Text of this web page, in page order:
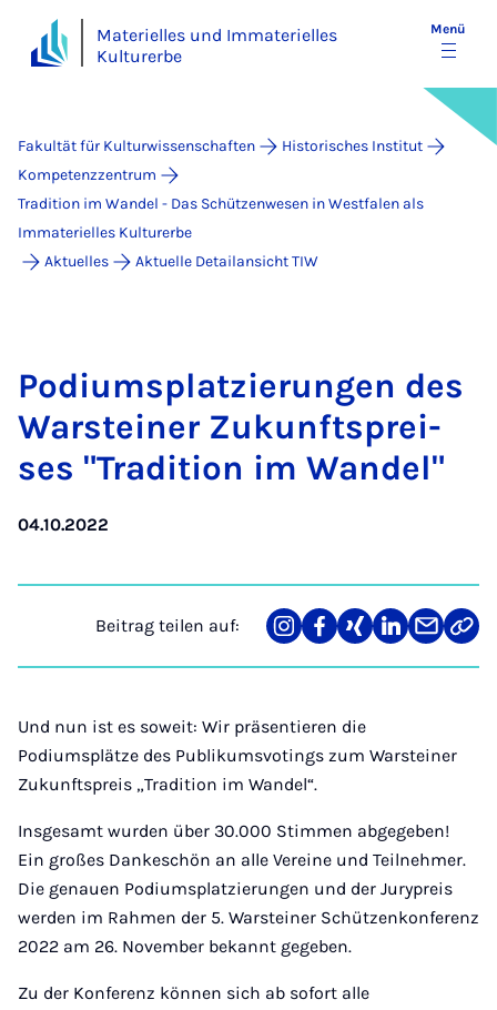
Materielles und Immaterielles
Kulturerbe
Menü
Fakultät für Kulturwissenschaften
Historisches Institut
Kompetenzzentrum
Tradition im Wandel - Das Schützenwesen in Westfalen als
Immaterielles Kulturerbe
Aktuelles
Aktuelle Detailansicht TIW
Po­di­ums­plat­zie­run­gen des
War­stei­ner Zu­kunfts­prei­
ses "Tra­di­ti­on im Wan­del"
04.10.2022
Beitrag teilen auf:
Teilen
auf
Teilen
auf
Teilen
auf
Teilen
auf
Teilen
über
Link
Und nun ist es soweit: Wir präsentieren die
Podiumsplätze des Publikumsvotings zum Warsteiner
Zukunftspreis „Tradition im Wandel“.
Insgesamt wurden über 30.000 Stimmen abgegeben!
Ein großes Dankeschön an alle Vereine und Teilnehmer.
Die genauen Podiumsplatzierungen und der Jurypreis
werden im Rahmen der 5. Warsteiner Schützenkonferenz
2022 am 26. November bekannt gegeben.
Zu der Konferenz können sich ab sofort alle